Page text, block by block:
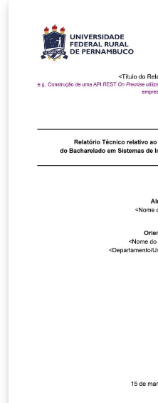
Mathematics (DM), with
applied mathematics
variational methods,
mandatory fields of Art. 10
introduction, objectives,
schedule with responsible
— Resolution CEPE/UFRPE